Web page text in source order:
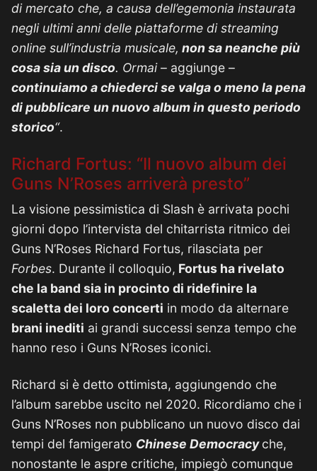
di mercato che, a causa dell’egemonia instaurata
negli ultimi anni delle piattaforme di streaming
online sull’industria musicale, non sa neanche più
cosa sia un disco. Ormai– aggiunge –
continuiamo a chiederci se valga o meno la pena
di pubblicare un nuovo album in questo periodo
storico“.
Richard Fortus: “Il nuovo album dei
Guns N’Roses arriverà presto”
La visione pessimistica di Slash è arrivata pochi
giorni dopo l’intervista del chitarrista ritmico dei
Guns N’Roses Richard Fortus, rilasciata per
Forbes. Durante il colloquio, Fortus ha rivelato
che la band sia in procinto di ridefinire la
scaletta dei loro concerti in modo da alternare
brani inediti ai grandi successi senza tempo che
hanno reso i Guns N’Roses iconici.
Richard si è detto ottimista, aggiungendo che
l’album sarebbe uscito nel 2020. Ricordiamo che i
Guns N’Roses non pubblicano un nuovo disco dai
tempi del famigerato Chinese Democracy che,
nonostante le aspre critiche, impiegò comunque